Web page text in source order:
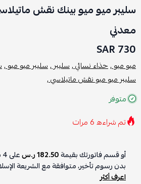
سليبر ميو ميو بينك نقش
معدني
730 SAR
ميو ميو ,حذاء نسائي ,سليبر ,سليبر ميو ميو ,
سليبر ميو ميو نقش ماتيلاسي ,
متوفر
تم شراءه6مرات
أو قسم فاتورتك بقيمة182.50 ر.س على4
بدون رسوم تأخير، متوافقة مع الشريعة
اعرف أكثر